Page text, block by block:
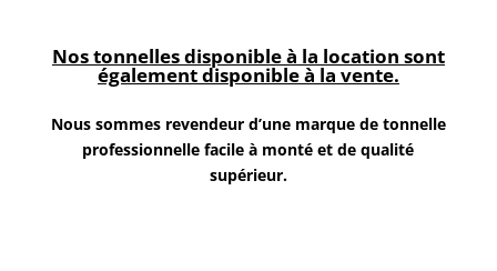
Nos tonnelles disponible à la location sont
également disponible à la vente.
Nous sommes revendeur d’une marque de tonnelle
professionnelle facile à monté et de qualité
supérieur.